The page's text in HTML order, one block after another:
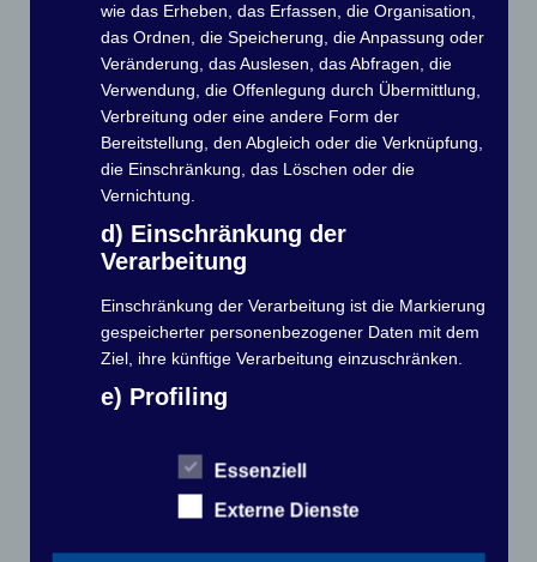
Breitensport
Schreibe einen Kommentar
Deine E-Mail-Adresse wird nicht veröffentlicht.
Erforderliche Felder sind mit*markiert
Kommentar*
wie das Erheben, das Erfassen, die Organisation,
das Ordnen, die Speicherung, die Anpassung oder
Veränderung, das Auslesen, das Abfragen, die
Verwendung, die Offenlegung durch Übermittlung,
Verbreitung oder eine andere Form der
Bereitstellung, den Abgleich oder die Verknüpfung,
die Einschränkung, das Löschen oder die
Vernichtung.
d) Einschränkung der
Verarbeitung
Einschränkung der Verarbeitung ist die Markierung
gespeicherter personenbezogener Daten mit dem
Ziel, ihre künftige Verarbeitung einzuschränken.
e) Profiling
Verarbeitung personenbezogener Daten, die darin
besteht, dass diese personenbezogenen Daten
verwendet werden, um bestimmte persönliche
Essenziell
Externe Dienste